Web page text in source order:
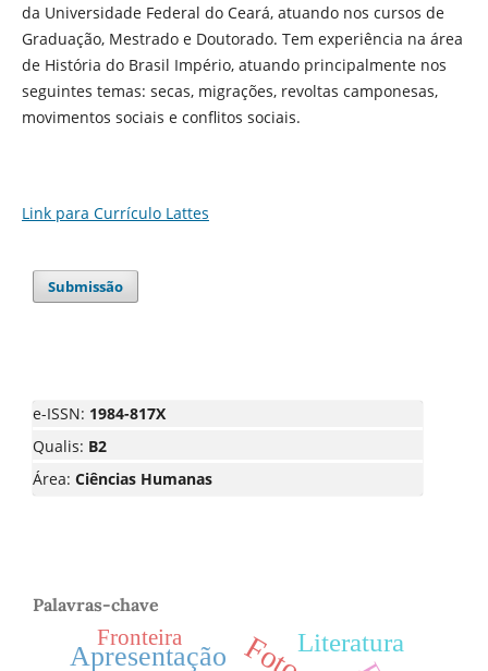
da Universidade Federal do Ceará, atuando nos cursos de
Graduação, Mestrado e Doutorado. Tem experiência na área
de História do Brasil Império, atuando principalmente nos
seguintes temas: secas, migrações, revoltas camponesas,
movimentos sociais e conflitos sociais.
Link para Currículo Lattes
Submissão
e-ISSN: 1984-817X
Qualis: B2
Área: Ciências Humanas
Palavras-chave
Apresentação Literatura
Fronteira